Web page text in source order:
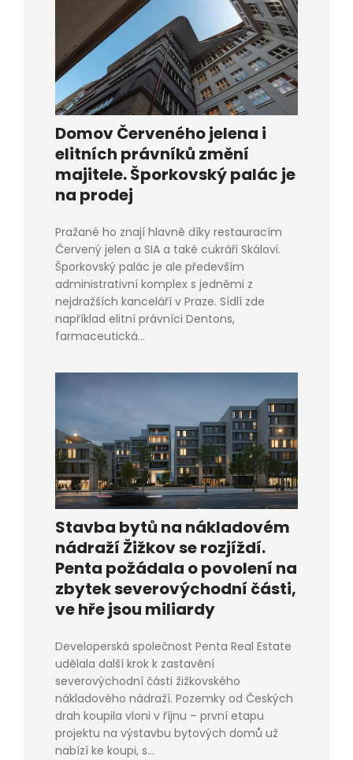
Domov Červeného jelena i
elitních právníků změní
majitele. Šporkovský palác je
na prodej
Pražané ho znají hlavně díky restauracím
Červený jelen a SIA a také cukráři Skálovi.
Šporkovský palác je ale především
administrativní komplex s jedněmi z
nejdražších kanceláří v Praze. Sídlí zde
například elitní právníci Dentons,
farmaceutická...
Stavba bytů na nákladovém
nádraží Žižkov se rozjíždí.
Penta požádala o povolení na
zbytek severovýchodní části,
ve hře jsou miliardy
Developerská společnost Penta Real Estate
udělala další krok k zastavění
severovýchodní části žižkovského
nákladového nádraží. Pozemky od Českých
drah koupila vloni v říjnu – první etapu
projektu na výstavbu bytových domů už
nabízí ke koupi, s...